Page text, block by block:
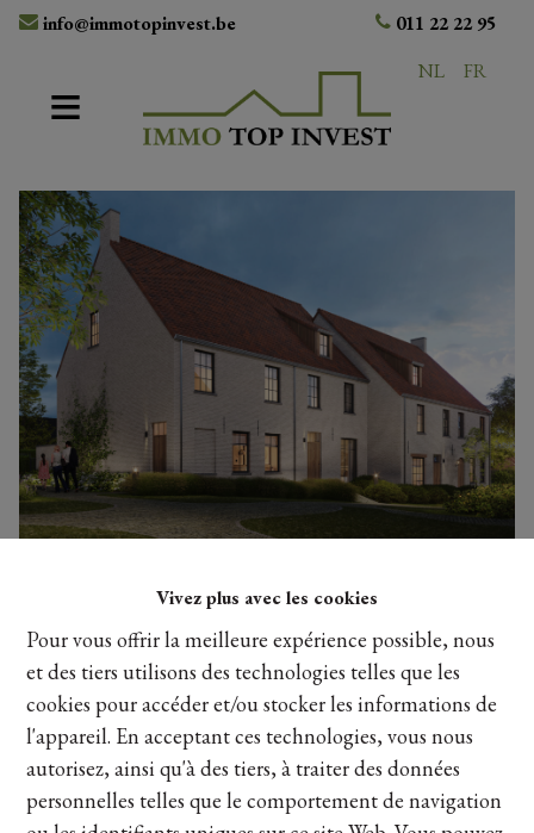
Vivez plus avec les cookies
Pour vous offrir la meilleure expérience possible, nous
et des tiers utilisons des technologies telles que les
cookies pour accéder et/ou stocker les informations de
l'appareil. En acceptant ces technologies, vous nous
autorisez, ainsi qu'à des tiers, à traiter des données
personnelles telles que le comportement de navigation
info@immotopinvest.be
011 22 22 95
NL
FR